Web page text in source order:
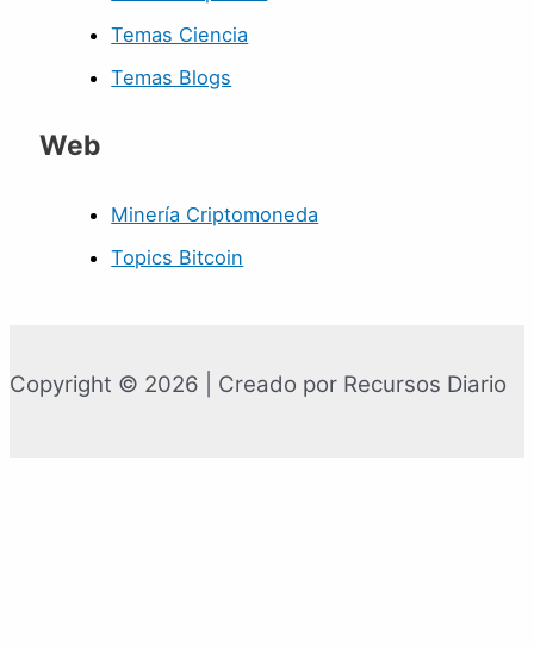
Temas Ciencia
Temas Blogs
Web
Minería Criptomoneda
Topics Bitcoin
Copyright © 2026 | Creado por Recursos Diario